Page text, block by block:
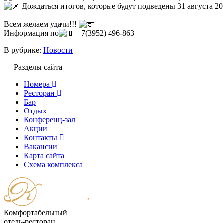
Дождаться итогов, которые будут подведены 31 августа
Всем желаем удачи!!!
Информация по
+7(3952) 496-863
В рубрике: Новости
Разделы сайта
Номера
Ресторан
Бар
Отдых
Конференц-зал
Акции
Контакты
Вакансии
Карта сайта
Cхема комплекса
Комфортабельный
отель-ресторан